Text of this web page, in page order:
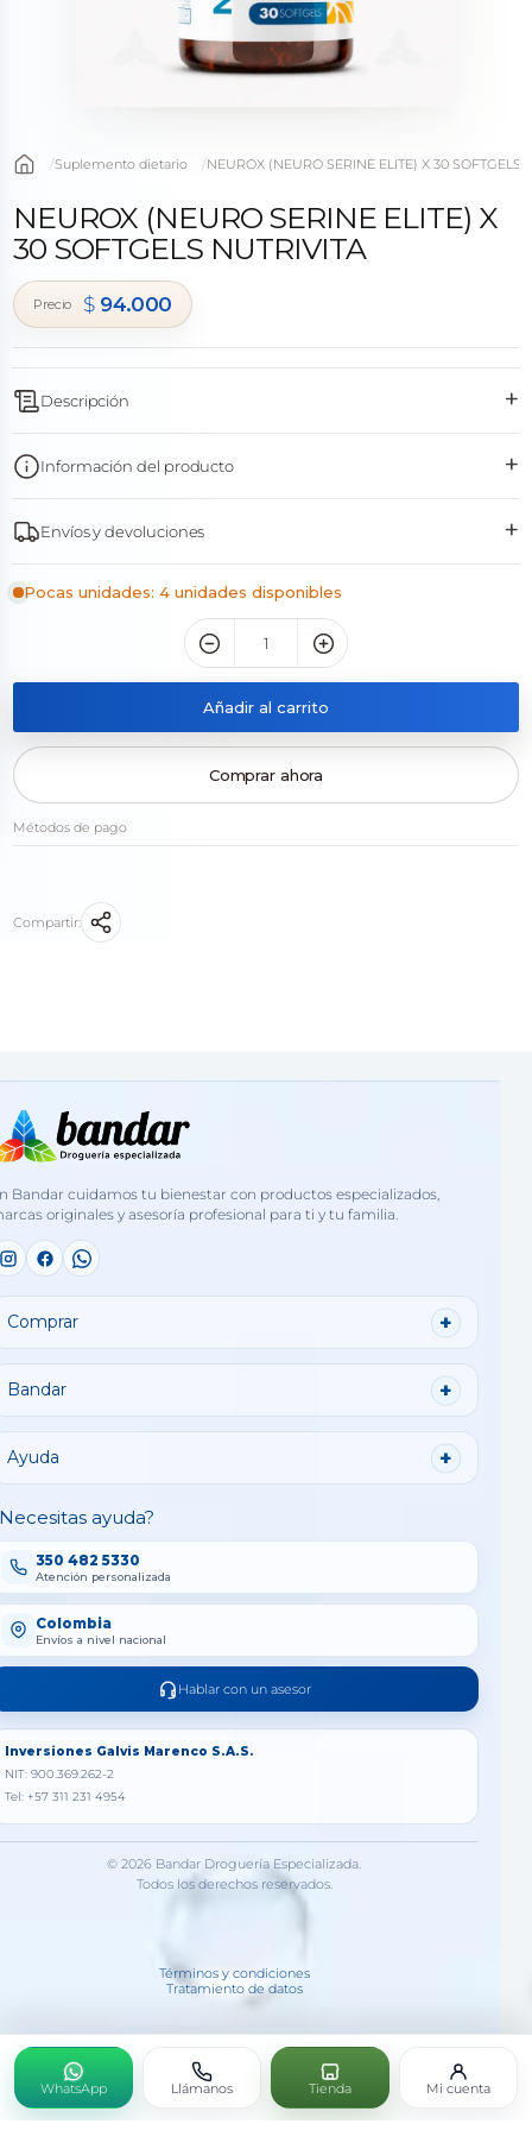
Suplemento dietario NEUROX (NEURO SERINE ELITE) X 30 SOFTGELS
NEUROX (NEURO SERINE ELITE) X
30 SOFTGELS NUTRIVITA
$94.000
Descripción +
Información del producto +
Envíos y devoluciones +
Pocas unidades: 4 unidades disponibles
Añadir al carrito
Comprar ahora
Métodos de pago
Compartir:
Bandar cuidamos tu bienestar con productos especializados,
originales y asesoría profesional para ti y tu familia.
Comprar
Bandar
Ayuda
ayuda?
350 482 5330
Atención personalizada
Colombia
Envíos a nivel nacional
Hablar con un asesor
Inversiones Galvis Marenco S.A.S.
NIT: 900.369.262-2
Tel: +57 311 231 4954
© 2026 Bandar Droguería Especializada.
Todos los derechos reservados.
Términos y condiciones
Tratamiento de datos
WhatsApp Llámanos Tienda Mi cuenta